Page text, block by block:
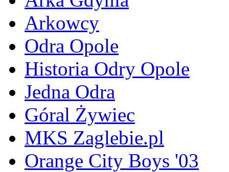
Arkowcy
Odra Opole
Historia Odry Opole
Jedna Odra
Góral Żywiec
MKS Zaglebie.pl
Orange City Boys '03